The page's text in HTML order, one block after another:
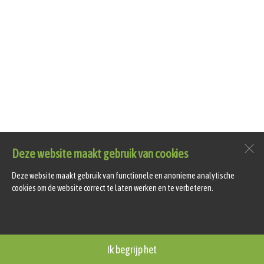
Deze website maakt gebruik van cookies
Deze website maakt gebruik van functionele en anonieme analytische
cookies om de website correct te laten werken en te verbeteren.
Ik begrijp het